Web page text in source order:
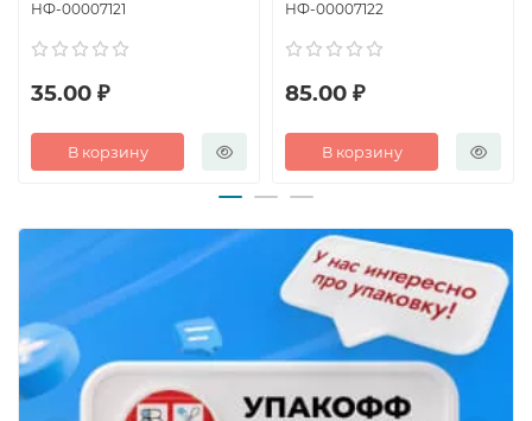
НФ-00007121
35.00 ₽
В корзину
НФ-00007122
85.00 ₽
В корзину